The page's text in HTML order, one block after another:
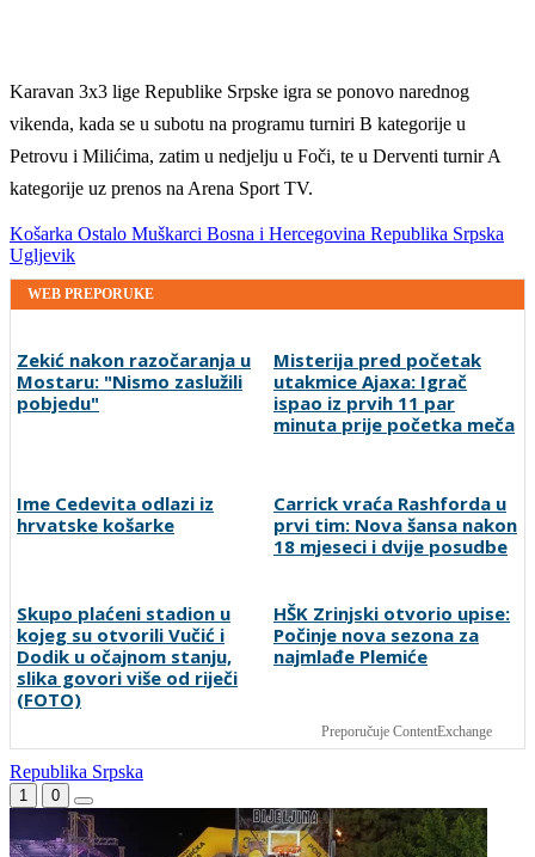
Karavan 3x3 lige Republike Srpske igra se ponovo narednog
vikenda, kada se u subotu na programu turniri B kategorije u
Petrovu i Milićima, zatim u nedjelju u Foči, te u Derventi turnir A
kategorije uz prenos na Arena Sport TV.
Košarka Ostalo Muškarci Bosna i Hercegovina Republika Srpska
Ugljevik
WEB PREPORUKE
Zekić nakon razočaranja u
Mostaru: "Nismo zaslužili
pobjedu"
Misterija pred početak
utakmice Ajaxa: Igrač
ispao iz prvih 11 par
minuta prije početka meča
Ime Cedevita odlazi iz
hrvatske košarke
Carrick vraća Rashforda u
prvi tim: Nova šansa nakon
18 mjeseci i dvije posudbe
Skupo plaćeni stadion u
kojeg su otvorili Vučić i
Dodik u očajnom stanju,
slika govori više od riječi
(FOTO)
HŠK Zrinjski otvorio upise:
Počinje nova sezona za
najmlađe Plemiće
Preporučuje ContentExchange
Republika Srpska
1 0